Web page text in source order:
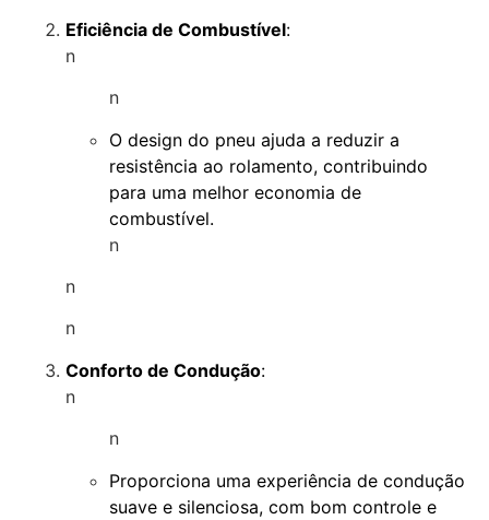
Eficiência de Combustível:
n
n
O design do pneu ajuda a reduzir a
resistência ao rolamento, contribuindo
para uma melhor economia de
combustível.
n
n
n
Conforto de Condução:
n
n
Proporciona uma experiência de condução
suave e silenciosa, com bom controle e